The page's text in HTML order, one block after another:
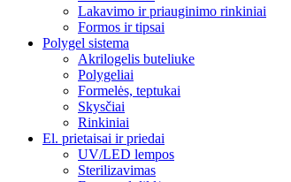
Lakavimo ir priauginimo rinkiniai
Formos ir tipsai
Polygel sistema
Akrilogelis buteliuke
Polygeliai
Formelės, teptukai
Skysčiai
Rinkiniai
El. prietaisai ir priedai
UV/LED lempos
Sterilizavimas